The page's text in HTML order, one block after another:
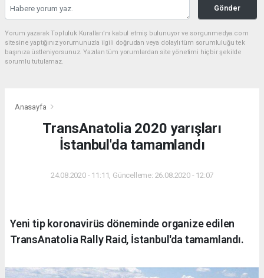
Gönder
Yorum yazarak Topluluk Kuralları’nı kabul etmiş bulunuyor ve sorgunmedya.com
sitesine yaptığınız yorumunuzla ilgili doğrudan veya dolaylı tüm sorumluluğu tek
başınıza üstleniyorsunuz. Yazılan tüm yorumlardan site yönetimi hiçbir şekilde
sorumlu tutulamaz.
Anasayfa
TransAnatolia 2020 yarışları
İstanbul'da tamamlandı
24.08.2020 - 11:11, Güncelleme: 26.08.2020 - 12:07
Yeni tip koronavirüs döneminde organize edilen
TransAnatolia Rally Raid, İstanbul'da tamamlandı.